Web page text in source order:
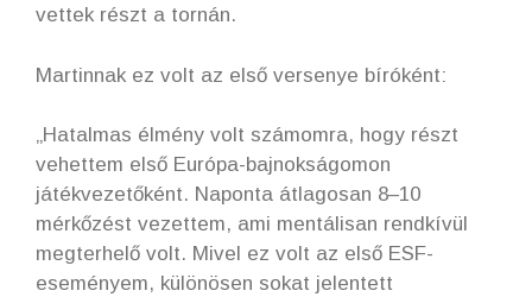
vettek részt a tornán.
Martinnak ez volt az első versenye bíróként:
„Hatalmas élmény volt számomra, hogy részt
vehettem első Európa-bajnokságomon
játékvezetőként. Naponta átlagosan 8–10
mérkőzést vezettem, ami mentálisan rendkívül
megterhelő volt. Mivel ez volt az első ESF-
eseményem, különösen sokat jelentett